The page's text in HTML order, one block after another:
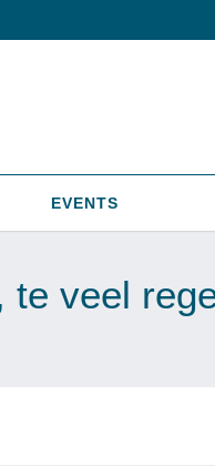
EVENTS
te veel